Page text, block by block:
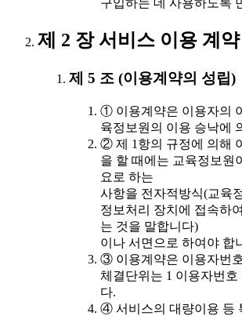
구입하는 데 사용하도록
제 2 장 서비스 이용 계약
제 5 조 (이용계약의 성립)
① 이용계약은 이용자의
육정보원의 이용 승낙에
② 제 1항의 규정에 의해
을 할 때에는 교육정보원
요로 하는
사항을 전자적방식(교육
정보처리 장치에 접속하
는 것을 말합니다)
이나 서면으로 하여야 합
③ 이용계약은 이용자번
체결단위는 1 이용자번호
다.
④ 서비스의 대량이용 등